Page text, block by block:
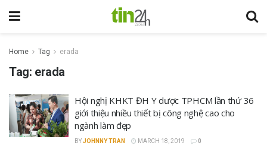
Home Tag erada
Tag: erada
Hội nghị KHKT ĐH Y dược TPHCM lần thứ 36
giới thiệu nhiều thiết bị công nghệ cao cho
ngành làm đẹp
BYJOHNNY TRAN MARCH 18, 2019 0